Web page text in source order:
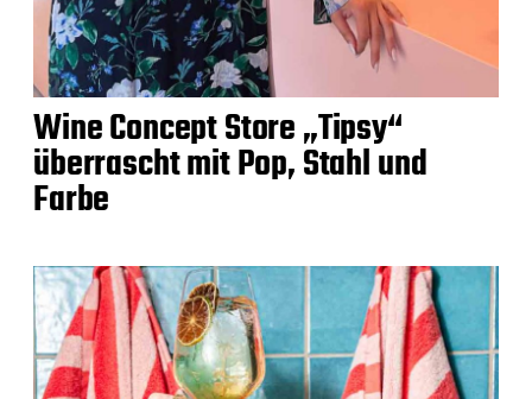
Wine Concept Store „Tipsy“
überrascht mit Pop, Stahl und
Farbe